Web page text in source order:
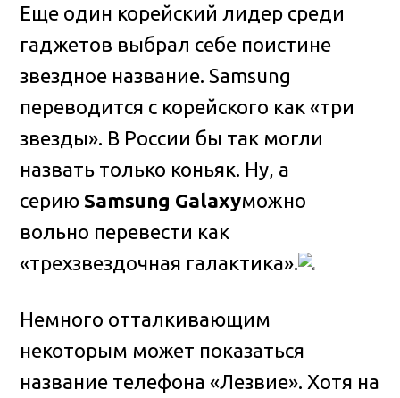
Еще один корейский лидер среди
гаджетов выбрал себе поистине
звездное название. Samsung
переводится с корейского как «три
звезды». В России бы так могли
назвать только коньяк. Ну, а
серию Samsung Galaxyможно
вольно перевести как
«трехзвездочная галактика».
Немного отталкивающим
некоторым может показаться
название телефона «Лезвие». Хотя на